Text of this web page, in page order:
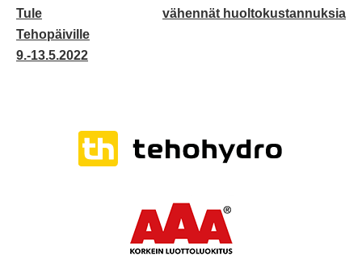
Tule
Tehopäiville
9.-13.5.2022
vähennät huoltokustannuksia